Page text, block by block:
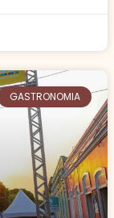
GASTRONOMIA